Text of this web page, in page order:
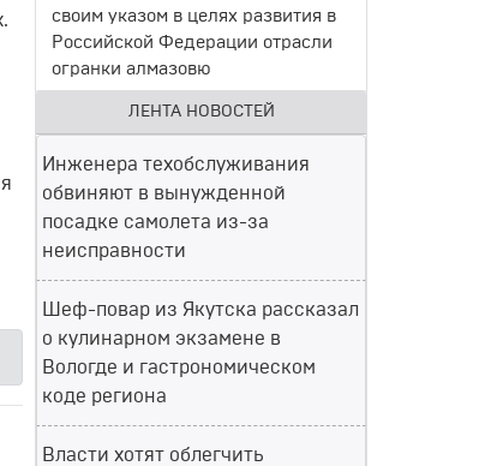
своим указом в целях развития в
Российской Федерации отрасли
огранки алмазовю
ЛЕНТА НОВОСТЕЙ
Инженера техобслуживания
обвиняют в вынужденной
посадке самолета из-за
неисправности
Шеф-повар из Якутска рассказал
о кулинарном экзамене в
Вологде и гастрономическом
коде региона
Власти хотят облегчить